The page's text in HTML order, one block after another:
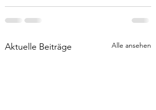
Aktuelle Beiträge Alle ansehen